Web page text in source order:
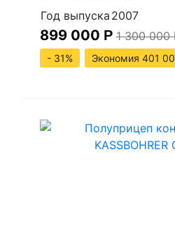
Год выпуска 2007
899 000 Р 1 300 000
- 31%
Экономия 401